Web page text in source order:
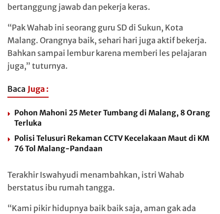
bertanggung jawab dan pekerja keras.
“Pak Wahab ini seorang guru SD di Sukun, Kota
Malang. Orangnya baik, sehari hari juga aktif bekerja.
Bahkan sampai lembur karena memberi les pelajaran
juga,” tuturnya.
Baca Juga :
Pohon Mahoni 25 Meter Tumbang di Malang, 8 Orang
Terluka
Polisi Telusuri Rekaman CCTV Kecelakaan Maut di KM
76 Tol Malang-Pandaan
Terakhir Iswahyudi menambahkan, istri Wahab
berstatus ibu rumah tangga.
“Kami pikir hidupnya baik baik saja, aman gak ada